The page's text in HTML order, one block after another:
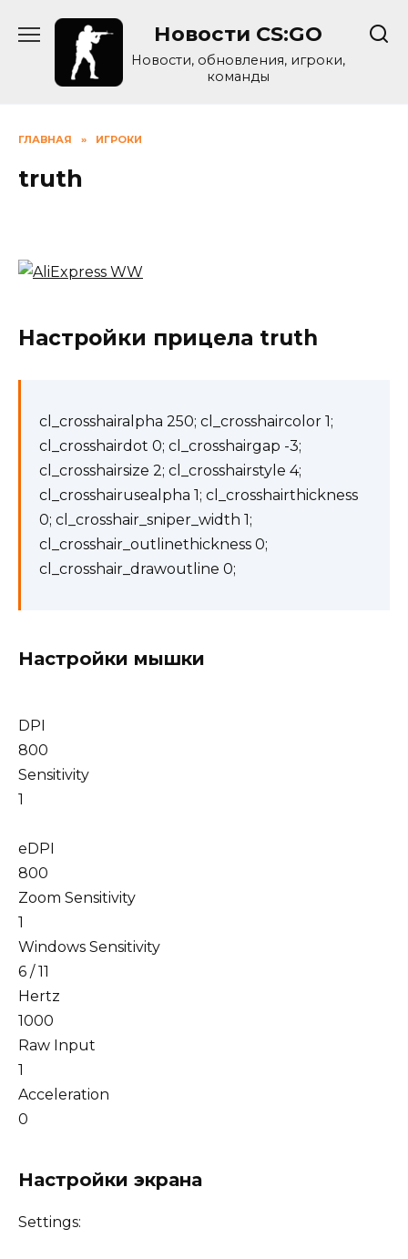
Новости CS:GO
Новости, обновления, игроки,
команды
ГЛАВНАЯ » ИГРОКИ
truth
Настройки прицела truth
cl_crosshairalpha 250; cl_crosshaircolor 1;
cl_crosshairdot 0; cl_crosshairgap -3;
cl_crosshairsize 2; cl_crosshairstyle 4;
cl_crosshairusealpha 1; cl_crosshairthickness
0; cl_crosshair_sniper_width 1;
cl_crosshair_outlinethickness 0;
cl_crosshair_drawoutline 0;
Настройки мышки
DPI
800
Sensitivity
1
eDPI
800
Zoom Sensitivity
1
Windows Sensitivity
6 / 11
Hertz
1000
Raw Input
1
Acceleration
0
Настройки экрана
Settings: